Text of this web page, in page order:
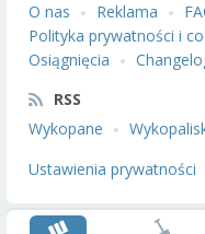
O nas
Reklama
Polityka prywatności i
Osiągnięcia
RSS
Wykopane
Ustawienia prywatności